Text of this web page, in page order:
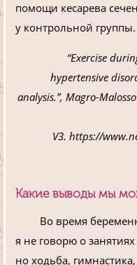
помощи кесарева
у контрольной группы.
“Exercise
hypertensive
analysis.”, Magro-
V3. https://
Какие выводы мы
Во время
я не говорю о
но ходьба,